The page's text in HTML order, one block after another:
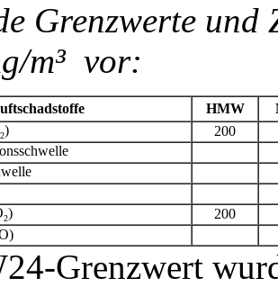
Grenzwerte
m³ vor:
HMW
2)
200
2)
200
Grenzwert